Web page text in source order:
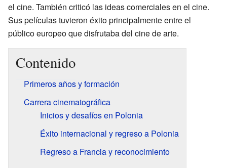
el cine. También criticó las ideas comerciales en el cine.
Sus películas tuvieron éxito principalmente entre el
público europeo que disfrutaba del cine de arte.
Contenido
Primeros años y formación
Carrera cinematográfica
Inicios y desafíos en Polonia
Éxito internacional y regreso a Polonia
Regreso a Francia y reconocimiento